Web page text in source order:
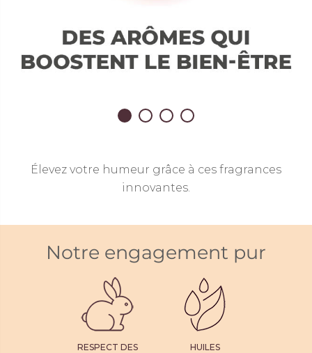
Élevez votre humeur grâce à ces fragrances
innovantes.
Notre engagement pur
RESPECT DES
HUILES